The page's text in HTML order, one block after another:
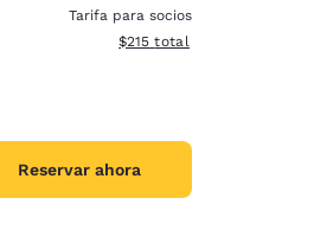
Tarifa para socios
Ver detalles del total
$215 total
Reservar ahora